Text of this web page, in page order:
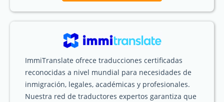
ImmiTranslate ofrece traducciones certificadas
reconocidas a nivel mundial para necesidades de
inmigración, legales, académicas y profesionales.
Nuestra red de traductores expertos garantiza que